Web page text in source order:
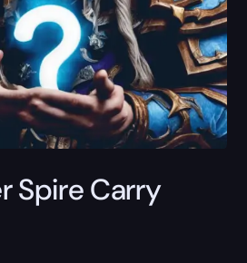
Spire Carry